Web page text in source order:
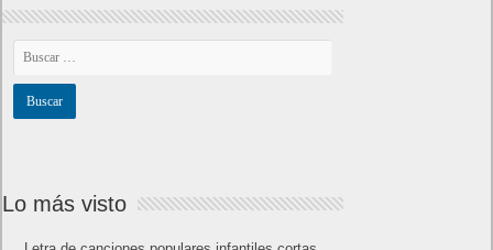
Lo más visto